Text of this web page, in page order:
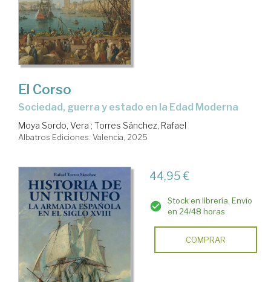
El Corso
Sociedad, guerra y estado en la Edad Moderna
Moya Sordo, Vera ; Torres Sánchez, Rafael
Albatros Ediciones. Valencia, 2025
44,95 €
Stock en librería. Envío
en 24/48 horas
COMPRAR